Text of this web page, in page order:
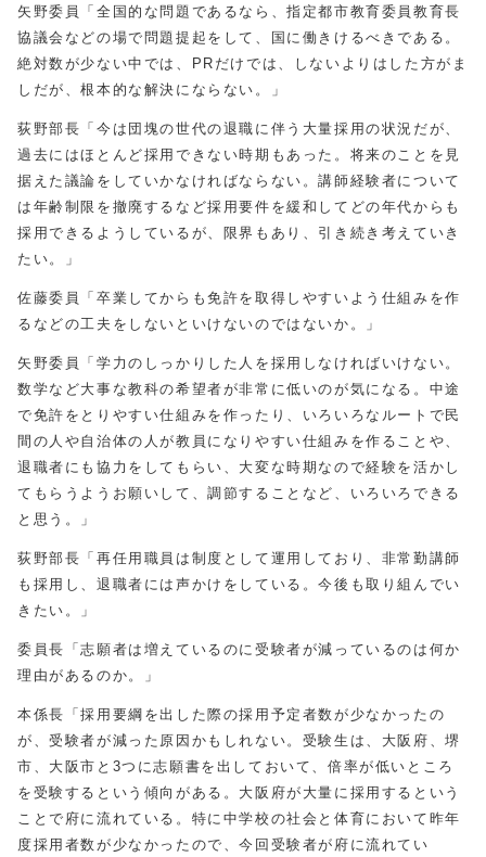
矢野委員「全国的な問題であるなら、指定都市教育委員教育長
協議会などの場で問題提起をして、国に働きけるべきである。
絶対数が少ない中では、PRだけでは、しないよりはした方がま
しだが、根本的な解決にならない。」
荻野部長「今は団塊の世代の退職に伴う大量採用の状況だが、
過去にはほとんど採用できない時期もあった。将来のことを見
据えた議論をしていかなければならない。講師経験者について
は年齢制限を撤廃するなど採用要件を緩和してどの年代からも
採用できるようしているが、限界もあり、引き続き考えていき
たい。」
佐藤委員「卒業してからも免許を取得しやすいよう仕組みを作
るなどの工夫をしないといけないのではないか。」
矢野委員「学力のしっかりした人を採用しなければいけない。
数学など大事な教科の希望者が非常に低いのが気になる。中途
で免許をとりやすい仕組みを作ったり、いろいろなルートで民
間の人や自治体の人が教員になりやすい仕組みを作ることや、
退職者にも協力をしてもらい、大変な時期なので経験を活かし
てもらうようお願いして、調節することなど、いろいろできる
と思う。」
荻野部長「再任用職員は制度として運用しており、非常勤講師
も採用し、退職者には声かけをしている。今後も取り組んでい
きたい。」
委員長「志願者は増えているのに受験者が減っているのは何か
理由があるのか。」
本係長「採用要綱を出した際の採用予定者数が少なかったの
が、受験者が減った原因かもしれない。受験生は、大阪府、堺
市、大阪市と3つに志願書を出しておいて、倍率が低いところ
を受験するという傾向がある。大阪府が大量に採用するという
ことで府に流れている。特に中学校の社会と体育において昨年
度採用者数が少なかったので、今回受験者が府に流れてい